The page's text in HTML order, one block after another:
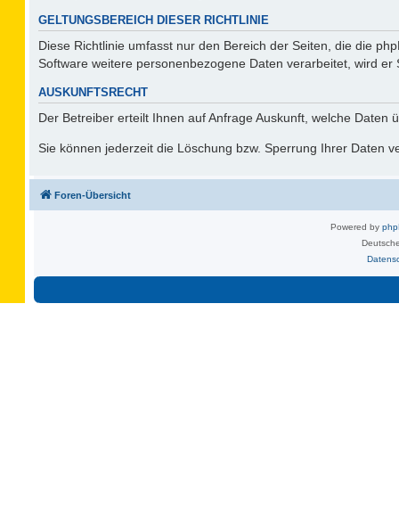
GELTUNGSBEREICH DIESER RICHTLINIE
Diese Richtlinie umfasst nur den Bereich der Seiten, die die
Software weitere personenbezogene Daten verarbeitet, wird
AUSKUNFTSRECHT
Der Betreiber erteilt Ihnen auf Anfrage Auskunft, welche Daten
Sie können jederzeit die Löschung bzw. Sperrung Ihrer Daten
Foren-Übersicht
Powered by